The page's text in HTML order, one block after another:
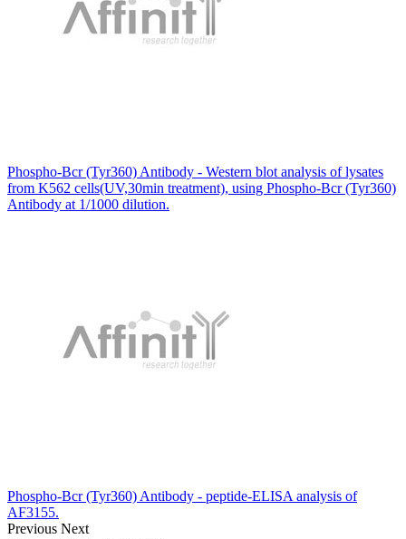
Phospho-Bcr (Tyr360) Antibody - Western blot analysis of lysates
from K562 cells(UV,30min treatment), using Phospho-Bcr (Tyr360)
Antibody at 1/1000 dilution.
Phospho-Bcr (Tyr360) Antibody - peptide-ELISA analysis of
AF3155.
Previous Next